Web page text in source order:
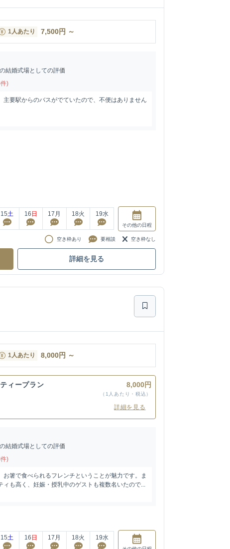
1人あたり 7,500円 ～
結婚式場としての評価
)
主要駅からのバスがでていたので、不便はありません
15土 16 日 17 月 18火 19水
その他の日程
空き枠あり 要相談 空き枠なし
詳細を見る
1人あたり 8,000円 ～
ィープラン 8,000円
（1人あたり・税込）
詳細を見る
結婚式場としての評価
)
お箸で食べられるフレンチということが魅力です。ま
ィも高く、妊娠・授乳中のゲストも複数名いたので...
15土 16 日 17 月 18火 19水